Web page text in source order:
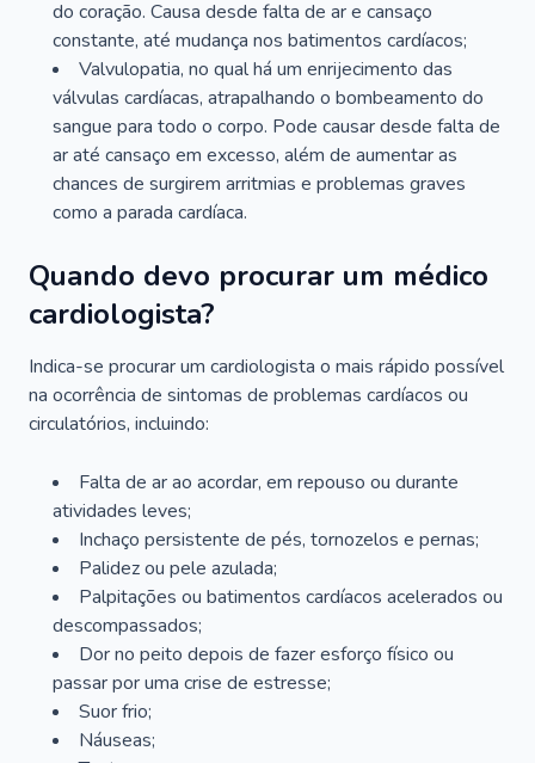
do coração. Causa desde falta de ar e cansaço
constante, até mudança nos batimentos cardíacos;
Valvulopatia, no qual há um enrijecimento das
válvulas cardíacas, atrapalhando o bombeamento do
sangue para todo o corpo. Pode causar desde falta de
ar até cansaço em excesso, além de aumentar as
chances de surgirem arritmias e problemas graves
como a parada cardíaca.
Quando devo procurar um médico
cardiologista?
Indica-se procurar um cardiologista o mais rápido possível
na ocorrência de sintomas de problemas cardíacos ou
circulatórios, incluindo:
Falta de ar ao acordar, em repouso ou durante
atividades leves;
Inchaço persistente de pés, tornozelos e pernas;
Palidez ou pele azulada;
Palpitações ou batimentos cardíacos acelerados ou
descompassados;
Dor no peito depois de fazer esforço físico ou
passar por uma crise de estresse;
Suor frio;
Náuseas;